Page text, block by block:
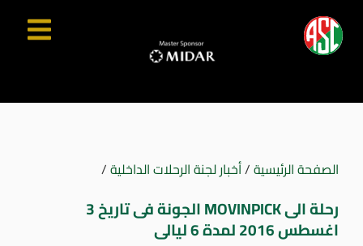
الصفحة الرئيسية/أخبار لجنة الرحلات الداخلية/
رحلة الى MOVINPICK الجونة فى تاريخ 3
اغسطس 2016 لمدة 6 ليالى